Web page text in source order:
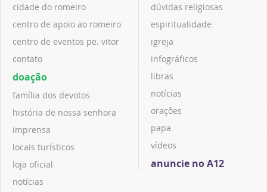
cidade do romeiro
centro de apoio ao romeiro
centro de eventos pe. vitor
contato
doação
família dos devotos
história de nossa senhora
imprensa
locais turísticos
loja oficial
notícias
dúvidas religiosas
espiritualidade
igreja
infográficos
libras
notícias
orações
papa
vídeos
anuncie no A12